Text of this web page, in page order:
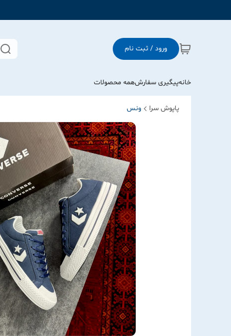
ورود / ثبت نام
خانهپیگیری سفارشهمه محصولات
پاپوش سرا ونس